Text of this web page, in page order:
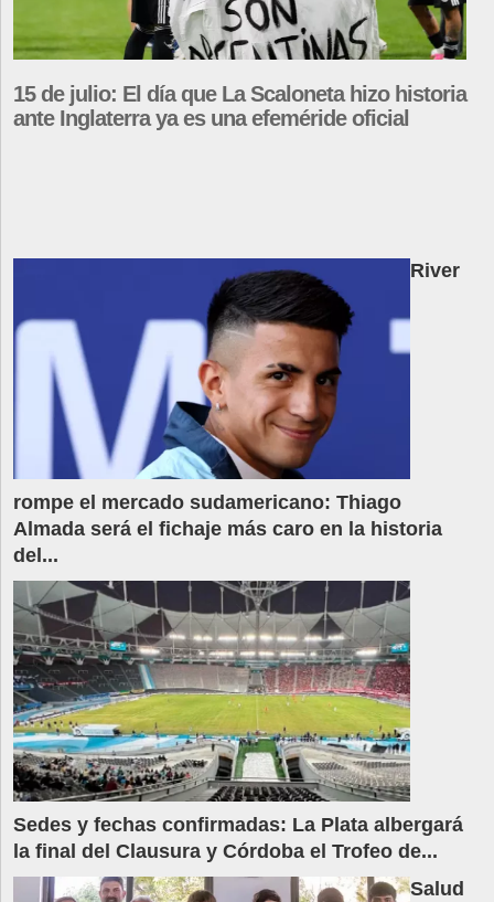
15 de julio: El día que La Scaloneta hizo historia
ante Inglaterra ya es una efeméride oficial
River
rompe el mercado sudamericano: Thiago
Almada será el fichaje más caro en la historia
del...
Sedes y fechas confirmadas: La Plata albergará
la final del Clausura y Córdoba el Trofeo de...
Salud